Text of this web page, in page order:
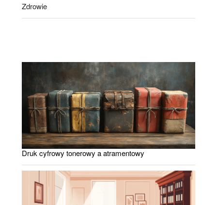
Zdrowie
Druk cyfrowy tonerowy a atramentowy